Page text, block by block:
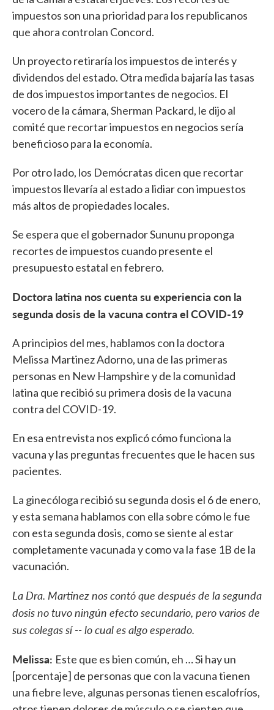
impuestos son una prioridad para los republicanos
que ahora controlan Concord.
Un proyecto retiraría los impuestos de interés y
dividendos del estado. Otra medida bajaría las tasas
de dos impuestos importantes de negocios. El
vocero de la cámara, Sherman Packard, le dijo al
comité que recortar impuestos en negocios sería
beneficioso para la economía.
Por otro lado, los Demócratas dicen que recortar
impuestos llevaría al estado a lidiar con impuestos
más altos de propiedades locales.
Se espera que el gobernador Sununu proponga
recortes de impuestos cuando presente el
presupuesto estatal en febrero.
Doctora latina nos cuenta su experiencia con la
segunda dosis de la vacuna contra el COVID-19
A principios del mes, hablamos con la doctora
Melissa Martinez Adorno, una de las primeras
personas en New Hampshire y de la comunidad
latina que recibió su primera dosis de la vacuna
contra del COVID-19.
En esa entrevista nos explicó cómo funciona la
vacuna y las preguntas frecuentes que le hacen sus
pacientes.
La ginecóloga recibió su segunda dosis el 6 de enero,
y esta semana hablamos con ella sobre cómo le fue
con esta segunda dosis, como se siente al estar
completamente vacunada y como va la fase 1B de la
vacunación.
La Dra. Martinez nos contó que después de la segunda
dosis no tuvo ningún efecto secundario, pero varios de
sus colegas sí -- lo cual es algo esperado.
Melissa: Este que es bien común, eh … Si hay un
[porcentaje] de personas que con la vacuna tienen
una fiebre leve, algunas personas tienen escalofríos,